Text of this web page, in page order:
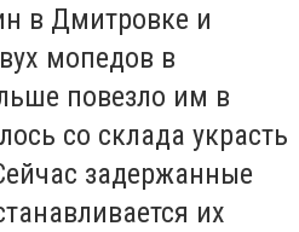
в Дмитровке и
мопедов в
повезло им в
со склада украсть
задержанные
их